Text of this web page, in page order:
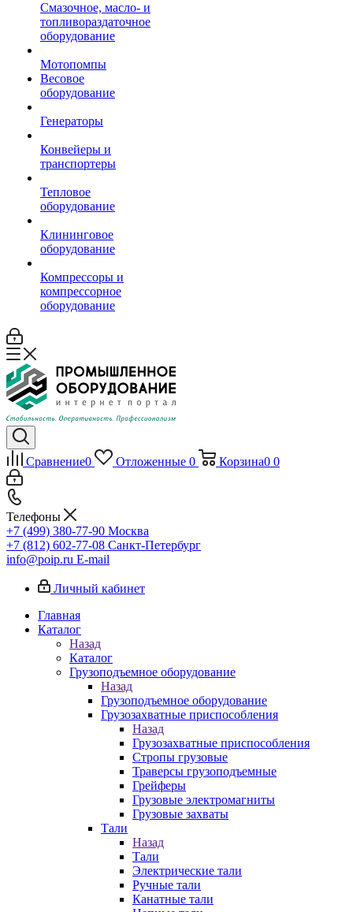
Смазочное, масло- и
топливораздаточное
оборудование
Мотопомпы
Весовое
оборудование
Генераторы
Конвейеры и
транспортеры
Тепловое
оборудование
Клининговое
оборудование
Компрессоры и
компрессорное
оборудование
Сравнение0 Отложенные 0 Корзина0 0
Телефоны
+7 (499) 380-77-90 Москва
+7 (812) 602-77-08 Санкт-Петербург
info@poip.ru E-mail
Личный кабинет
Главная
Каталог
Назад
Каталог
Грузоподъемное оборудование
Назад
Грузоподъемное оборудование
Грузозахватные приспособления
Назад
Грузозахватные приспособления
Стропы грузовые
Траверсы грузоподъемные
Грейферы
Грузовые электромагниты
Грузовые захваты
Тали
Назад
Тали
Электрические тали
Ручные тали
Канатные тали